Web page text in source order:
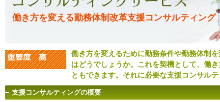
働き方を変える勤務体制改革支援コンサルティング
働き方を変えるために勤務条件や勤務体制
はどうでしょうか。これを契機として、働
ともできます。それに必要な支援コンサル
支援コンサルティングの概要